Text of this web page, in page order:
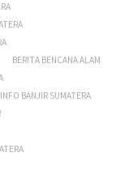
BERITA BENCANA ALAM
INFO BANJIR SUMATERA